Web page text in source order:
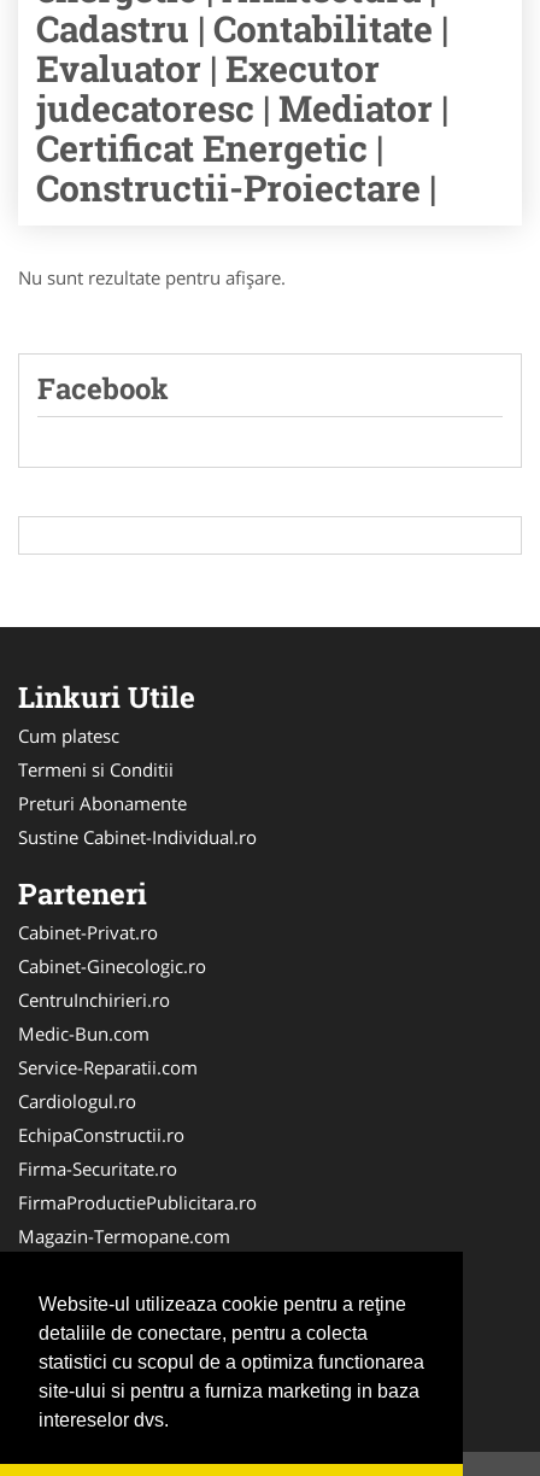
Website-ul utilizeaza cookie pentru a reţine
detaliile de conectare, pentru a colecta
statistici cu scopul de a optimiza functionarea
site-ului si pentru a furniza marketing in baza
intereselor dvs.
Cadastru | Contabilitate |
Evaluator | Executor
judecatoresc | Mediator |
Certificat Energetic |
Constructii-Proiectare |
Nu sunt rezultate pentru afişare.
Facebook
Linkuri Utile
Cum platesc
Termeni si Conditii
Preturi Abonamente
Sustine Cabinet-Individual.ro
Parteneri
Cabinet-Privat.ro
Cabinet-Ginecologic.ro
CentruInchirieri.ro
Medic-Bun.com
Service-Reparatii.com
Cardiologul.ro
EchipaConstructii.ro
Firma-Securitate.ro
FirmaProductiePublicitara.ro
Magazin-Termopane.com
CramaVinuri.ro
FirmaTractariAuto.ro
InstalatiiSolare.com
Pescaresc.ro